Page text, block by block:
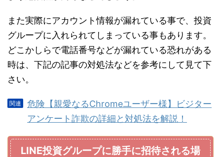
また実際にアカウント情報が漏れている事で、投資
グループに入れられてしまっている事もあります。
どこかしらで電話番号などが漏れている恐れがある
時は、下記の記事の対処法などを参考にして見て下
さい。
危険【親愛なるChromeユーザー様】ビジター
アンケート詐欺の詳細と対処法を解説！
LINE投資グループに勝手に招待される場